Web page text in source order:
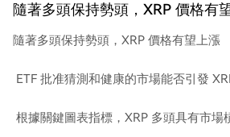
隨著多頭保持勢頭，XRP 價格有
隨著多頭保持勢頭，XRP 價格有望上漲
ETF 批准猜測和健康的市場能否引發
根據關鍵圖表指標，XRP 多頭具有市場